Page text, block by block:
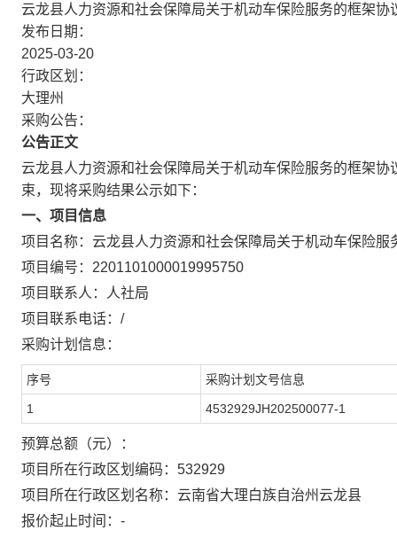
云龙县人力资源和社会保障局关于机动车保险服务的框架协
发布日期：
2025-03-20
行政区划：
大理州
采购公告：
公告正文
云龙县人力资源和社会保障局关于机动车保险服务的框架协
束，现将采购结果公示如下：
一、项目信息
项目名称： 云龙县人力资源和社会保障局关于机动车保险服
项目编号： 2201101000019995750
项目联系人：
人社局
项目联系电话： /
采购计划信息：
序号 采购计划文号信息
1 4532929JH202500077-1
预算总额（元）：
项目所在行政区划编码： 532929
项目所在行政区划名称： 云南省大理白族自治州云龙县
报价起止时间：-